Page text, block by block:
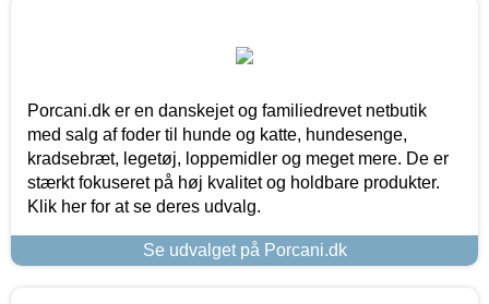
Porcani.dk er en danskejet og familiedrevet netbutik
med salg af foder til hunde og katte, hundesenge,
kradsebræt, legetøj, loppemidler og meget mere. De er
stærkt fokuseret på høj kvalitet og holdbare produkter.
Klik her for at se deres udvalg.
Se udvalget på Porcani.dk